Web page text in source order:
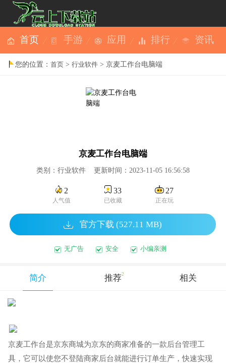
首页 手游 应用 排行 资讯
您的位置：首页 >行业软件 > 京麦工作台电脑端
京麦工作台电脑端
类别：行业软件 更新时间：2023-11-05 16:56:58
2
人气值
33
已收藏
27
正在玩
官方下载 (527.11 MB)
无广告 安全 小编亲测
简介 推荐2 相关
京麦工作台是京东商城为京东的商家准备的一款后台管理工
具，它可以使您不登陆商家后台就能进行订单生产，快速实现